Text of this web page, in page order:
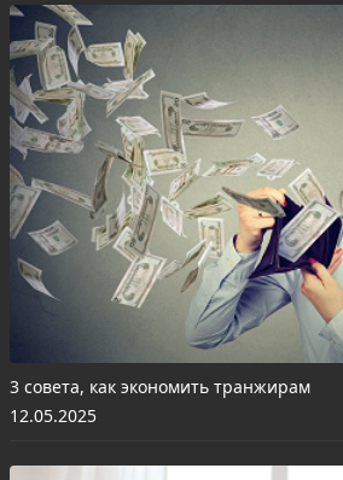
3 совета, как экономить транжирам
12.05.2025